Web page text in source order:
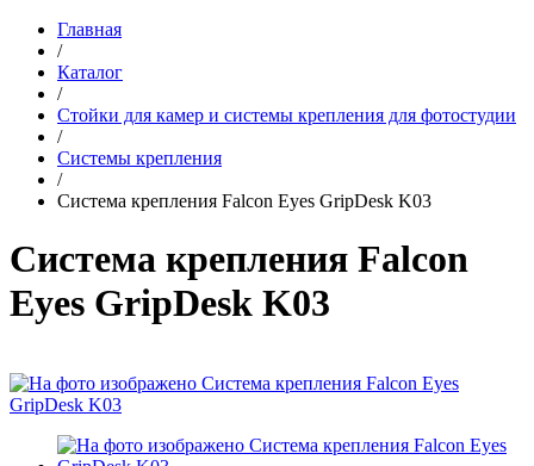
Главная
/
Каталог
/
Стойки для камер и системы крепления для фотостудии
/
Системы крепления
/
Система крепления Falcon Eyes GripDesk K03
Система крепления Falcon
Eyes GripDesk K03